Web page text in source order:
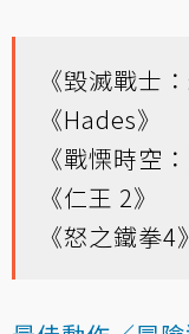
《毀滅戰士
《Hades》
《戰慄時空
《仁王 2》
《怒之鐵拳4